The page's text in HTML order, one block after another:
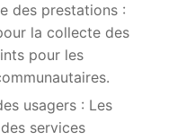
des prestations :
la collecte des
pour les
usagers : Les
services